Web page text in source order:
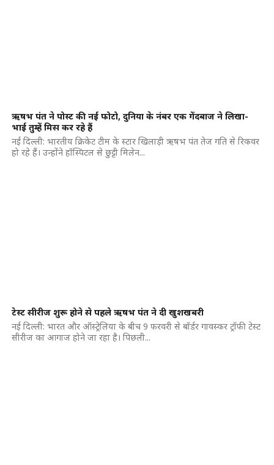
ऋषभ पंत ने पोस्ट की नई फोटो, दुनिया के नंबर एक गेंदबाज ने लिखा-
भाई तुम्हें मिस कर रहे हैं
नई दिल्ली: भारतीय क्रिकेट टीम के स्टार खिलाड़ी ऋषभ पंत तेज गति से रिकवर
हो रहे हैं। उन्होंने हॉस्पिटल से छुट्टी मिलेन...
टेस्ट सीरीज शुरू होने से पहले ऋषभ पंत ने दी खुशखबरी
नई दिल्ली: भारत और ऑस्ट्रेलिया के बीच 9 फरवरी से बॉर्डर गावस्कर ट्रॉफी टेस्ट
सीरीज का आगाज होने जा रहा है। पिछली...